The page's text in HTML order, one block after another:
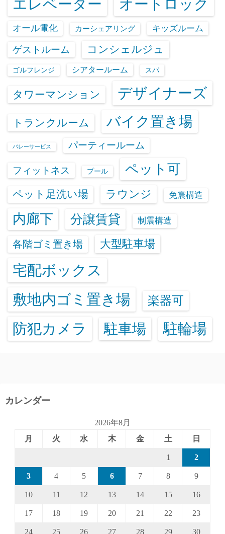
エレベーター オートロック
オール電化 カーシェアリング キッズルーム
ゲストルーム コンシェルジュ
ゴルフレンジ シアタールーム スパ
タワーマンション デザイナーズ
トランクルーム バイク置き場
バレーサービス パーティールーム
フィットネス プール ペット可
ペット足洗い場 ラウンジ 免震構造
内廊下 分譲賃貸 制震構造
各階ゴミ置き場 大型駐車場
宅配ボックス
敷地内ゴミ置き場
楽器可
防犯カメラ 駐車場 駐輪場
カレンダー
2026年8月
月
火 水 木 金 土 日
1 2
3 4 5 6 7 8 9
10 11 12 13 14 15 16
17 18 19 20 21 22 23
24 25 26 27 28 29 30